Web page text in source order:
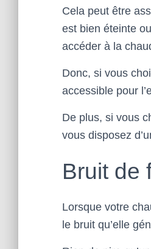
Cela peut être
est bien éteinte
accéder à la
Donc, si vous
accessible pour
De plus, si vous
vous disposez
Bruit de
Lorsque votre
le bruit qu’elle